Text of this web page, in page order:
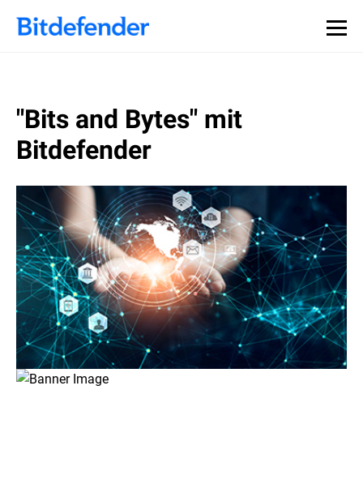
"Bits and Bytes" mit
Bitdefender